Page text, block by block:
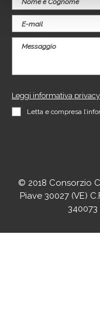
Leggi informativa privacy
Letta e compresa
© 2018 Consorzio
Piave 30027 (VE)